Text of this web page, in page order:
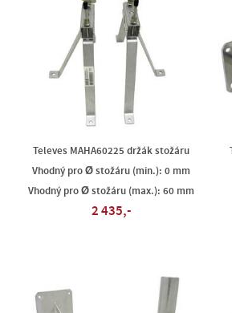
Televes MAHA60225 držák stožáru
Vhodný pro Ø stožáru (min.): 0 mm
Vhodný pro Ø stožáru (max.): 60 mm
2 435,-